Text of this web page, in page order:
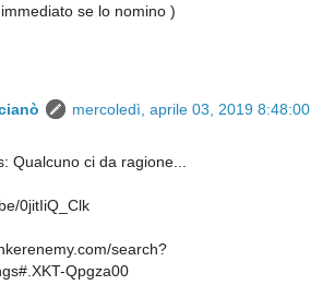
se lo nomino )
mercoledì, aprile 03, 2019 8:48:00
Qualcuno ci da ragione...
0jitIiQ_Clk
search?
Qpgza00